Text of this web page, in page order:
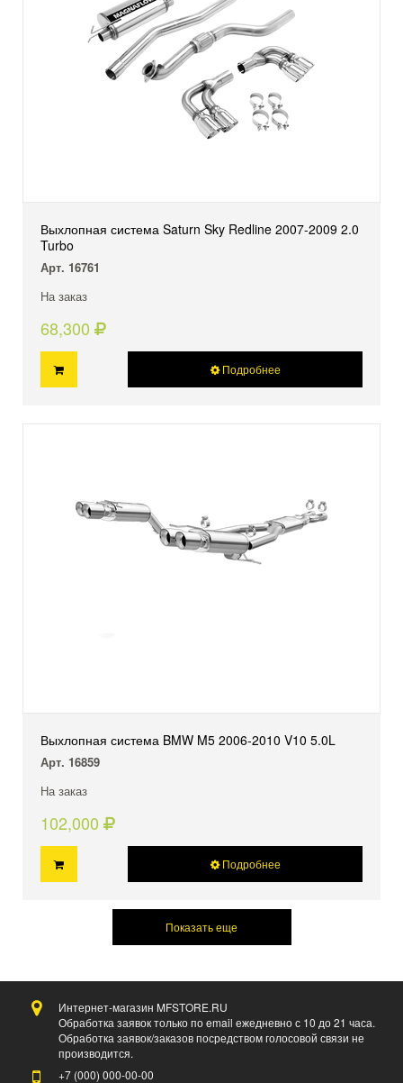
Выхлопная система Saturn Sky Redline 2007-2009 2.0
Turbo
Арт. 16761
На заказ
68,300
Подробнее
Выхлопная система BMW M5 2006-2010 V10 5.0L
Арт. 16859
На заказ
102,000
Подробнее
Показать еще
Интернет-магазин MFSTORE.RU
Обработка заявок только по email ежедневно с 10 до 21 часа.
Обработка заявок/заказов посредством голосовой связи не
производится.
+7 (000) 000-00-00